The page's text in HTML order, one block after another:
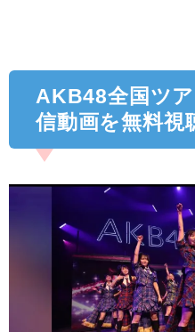
AKB48全国ツ
信動画を無料視